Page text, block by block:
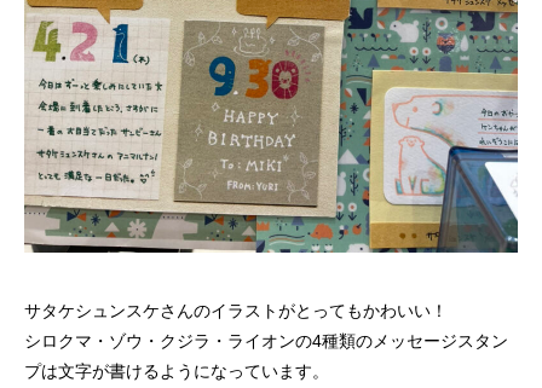
サタケシュンスケさんのイラストがとってもかわいい！
シロクマ・ゾウ・クジラ・ライオンの4種類のメッセージスタン
プは文字が書けるようになっています。